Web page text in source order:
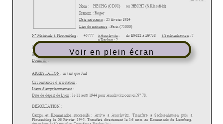
Voir en plein écran